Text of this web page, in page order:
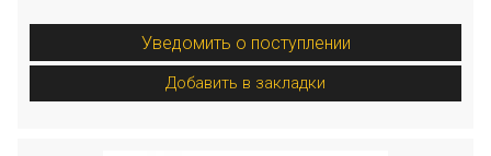
Уведомить о поступлении
Добавить в закладки